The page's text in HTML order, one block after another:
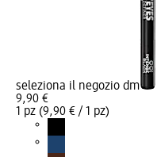
seleziona il negozio dm
9,90 €
1 pz (9,90 € / 1 pz)